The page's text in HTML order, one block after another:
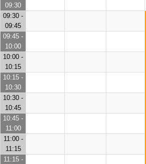
09:30
09:30 -
09:45
09:45 -
10:00
10:00 -
10:15
10:15 -
10:30
10:30 -
10:45
10:45 -
11:00
11:00 -
11:15
11:15 -